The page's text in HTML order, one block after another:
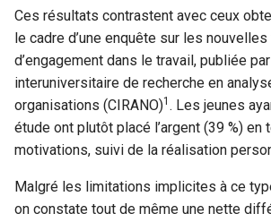
Ces résultats contrastent avec ceux
le cadre d’une enquête sur les
d’engagement dans le travail, publiée
interuniversitaire de recherche en
organisations (CIRANO)1 . Les jeunes
étude ont plutôt placé l’argent (39 %)
motivations, suivi de la réalisation
Malgré les limitations implicites à ce
on constate tout de même une nette